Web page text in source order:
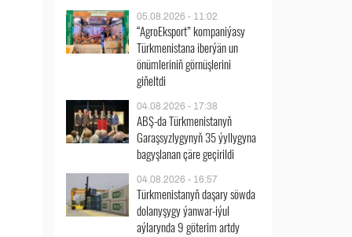
05.08.2026 - 11:02
“AgroEksport” kompaniýasy
Türkmenistana iberýän un
önümleriniň görnüşlerini
giňeltdi
04.08.2026 - 17:38
ABŞ-da Türkmenistanyň
Garaşsyzlygynyň 35 ýyllygyna
bagyşlanan çäre geçirildi
04.08.2026 - 16:57
Türkmenistanyň daşary söwda
dolanyşygy ýanwar-iýul
aýlarynda 9 göterim artdy